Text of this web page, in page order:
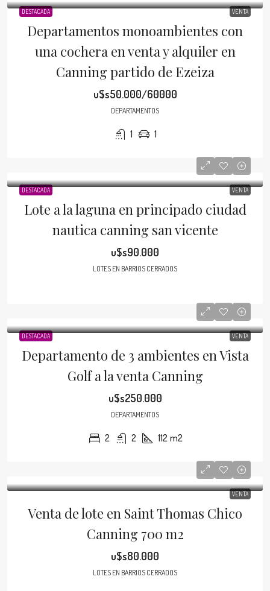
DESTACADA VENTA
Departamentos monoambientes con
una cochera en venta y alquiler en
Canning partido de Ezeiza
u$s50.000/60000
DEPARTAMENTOS
1 1
DESTACADA VENTA
Lote a la laguna en principado ciudad
nautica canning san vicente
u$s90.000
LOTES EN BARRIOS CERRADOS
DESTACADA VENTA
Departamento de 3 ambientes en Vista
Golf a la venta Canning
u$s250.000
DEPARTAMENTOS
2 2 112 m2
VENTA
Venta de lote en Saint Thomas Chico
Canning 700 m2
u$s80.000
LOTES EN BARRIOS CERRADOS